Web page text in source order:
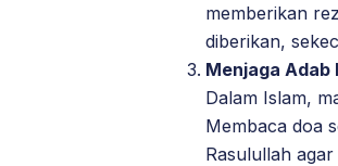
memberikan
diberikan,
Menjaga Adab
Dalam Islam,
Membaca doa
Rasulullah